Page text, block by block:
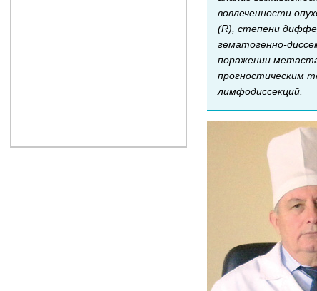
вовлеченности
(R), степени
гематогенно-
поражении
прогностическим
лимфодиссекций.